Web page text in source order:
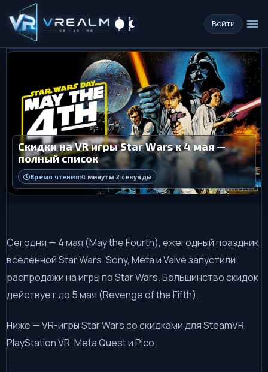
Войти menu
Скидки на VR игры Star Wars к 4 мая —
полный список
Время чтения:4 минуты 2 секунды
Сегодня — 4 мая (May the Fourth), ежегодный праздник
вселенной Star Wars. Sony, Meta и Valve запустили
распродажи на игры по Star Wars. Большинство скидок
действует до 5 мая (Revenge of the Fifth).
Ниже — VR-игры Star Wars со скидками для SteamVR,
PlayStation VR, Meta Quest и Pico.